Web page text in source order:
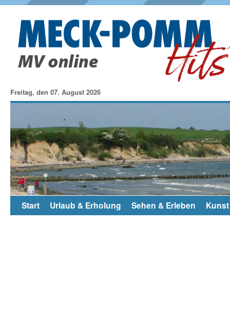
Freitag, den 07. August 2026
Start Urlaub & Erholung Sehen & Erleben